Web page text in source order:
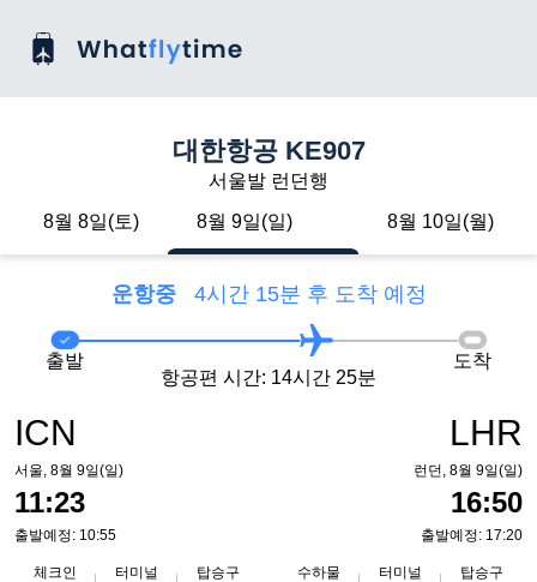
대한항공 KE907
서울발 런던행
8월 8일(토)
8월 9일(일) 8월 10일(월)
운항중 4시간 15분 후 도착 예정
ICN
서울, 8월 9일(일)
11:23
출발예정: 10:55
체크인
터미널
탑승구
출발
항공편 시간: 14시간 25분
도착
LHR
런던, 8월 9일(일)
16:50
출발예정: 17:20
수하물
터미널
탑승구